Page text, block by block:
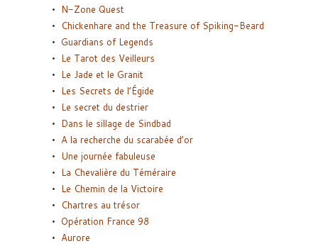
N-Zone Quest
Chickenhare and the Treasure of Spiking-Beard
Guardians of Legends
Le Tarot des Veilleurs
Le Jade et le Granit
Les Secrets de l’Égide
Le secret du destrier
Dans le sillage de Sindbad
A la recherche du scarabée d’or
Une journée fabuleuse
La Chevalière du Téméraire
Le Chemin de la Victoire
Chartres au trésor
Opération France 98
Aurore